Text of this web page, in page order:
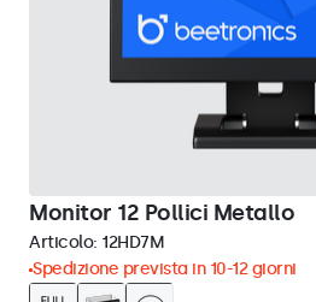
Monitor 12 Pollici Metallo
Articolo: 12HD7M
Spedizione prevista in 10-12 giorni